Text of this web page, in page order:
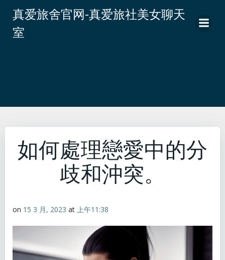
转
真爱旅舍官网-真爱旅社美女聊天
室
如何處理戀愛中的分
歧和沖突。
on 15 3 月, 2023 at 上午11:38